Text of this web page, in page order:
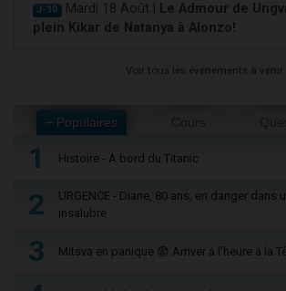
J-10 Mardi 18 Août | Le Admour de
plein Kikar de Natanya à Alonzo!
Voir tous les événements à venir
+ Populaires
1 Histoire - À bord du Titanic
2
URGENCE - Diane, 80 ans, en danger dans
insalubre
3 Mitsva en panique 😨 Arriver à l'heure à la